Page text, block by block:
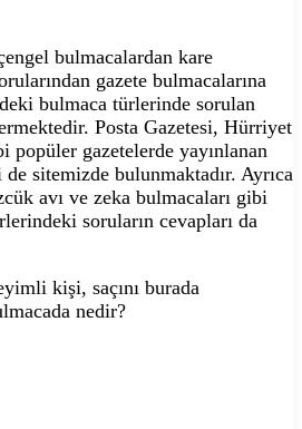
bulmacalardan kare
gazete bulmacalarına
bulmaca türlerinde sorulan
Posta Gazetesi, Hürriyet
popüler gazetelerde yayınlanan
sitemizde bulunmaktadır. Ayrıca
avı ve zeka bulmacaları gibi
soruların cevapları da
kişi, saçını burada
nedir?